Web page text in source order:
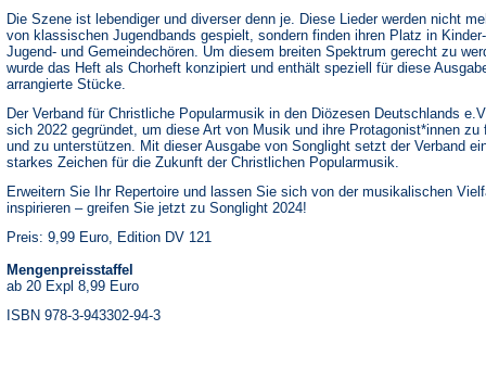
Die Szene ist lebendiger und diverser denn je. Diese Lieder werden nicht
von klassischen Jugendbands gespielt, sondern finden ihren Platz in
Jugend- und Gemeindechören. Um diesem breiten Spektrum gerecht zu
wurde das Heft als Chorheft konzipiert und enthält speziell für diese
arrangierte Stücke.
Der Verband für Christliche Popularmusik in den Diözesen Deutschlands
sich 2022 gegründet, um diese Art von Musik und ihre Protagonist*innen zu
und zu unterstützen. Mit dieser Ausgabe von Songlight setzt der Verband
starkes Zeichen für die Zukunft der Christlichen Popularmusik.
Erweitern Sie Ihr Repertoire und lassen Sie sich von der musikalischen
inspirieren – greifen Sie jetzt zu Songlight 2024!
Preis: 9,99 Euro, Edition DV 121
Mengenpreisstaffel
ab 20 Expl 8,99 Euro
ISBN 978-3-943302-94-3